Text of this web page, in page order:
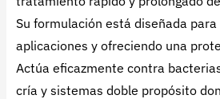
Su formulación está diseñada
aplicaciones y ofreciendo una
Actúa eficazmente contra
cría y sistemas doble propósito